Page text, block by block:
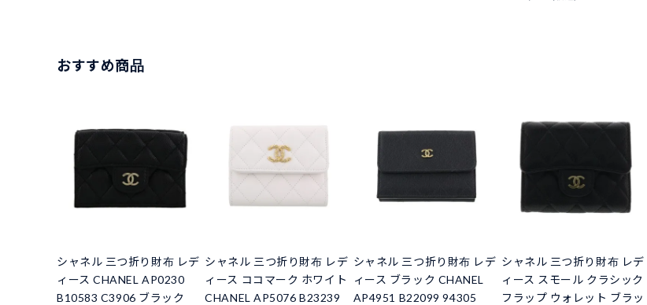
おすすめ商品
シャネル 三つ折り財布 レデ
ィース CHANEL AP0230
B10583 C3906 ブラック
シャネル 三つ折り財布 レデ
ィース ココマーク ホワイト
CHANEL AP5076 B23239
シャネル 三つ折り財布 レデ
ィース ブラック CHANEL
AP4951 B22099 94305
シャネル 三つ折り財布 レデ
ィース スモール クラシック
フラップ ウォレット ブラッ